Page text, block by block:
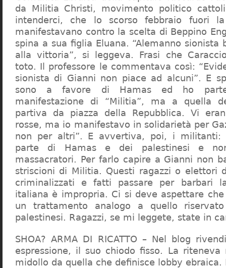
da Militia Christi, movimento politico
intenderci, che lo scorso febbraio fuori
manifestavano contro la scelta di Beppino
spina a sua figlia Eluana. “Alemanno sionista
alla vittoria”, si leggeva. Frasi che
toto. Il professore le commentava così:
sionista di Gianni non piace ad alcuni”. E
sono a favore di Hamas ed ho
manifestazione di “Militia”, ma a quella
partiva da piazza della Repubblica. Vi
rosse, ma io manifestavo in solidarietà per
non per altri”. E avvertiva, poi, i militanti:
parte di Hamas e dei palestinesi e
massacratori. Per farlo capire a Gianni non
striscioni di Militia. Questi ragazzi o elettori
criminalizzati e fatti passare per barbari
italiana è impropria. Ci si deve aspettare
un trattamento analogo a quello
palestinesi. Ragazzi, se mi leggete, state in
SHOA? ARMA DI RICATTO – Nel blog
espressione, il suo chiodo fisso. La
midollo da quella che definisce lobby ebraica.